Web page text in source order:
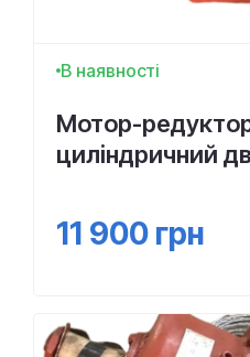
В наявності
Мотор-
циліндричний
11 900 грн